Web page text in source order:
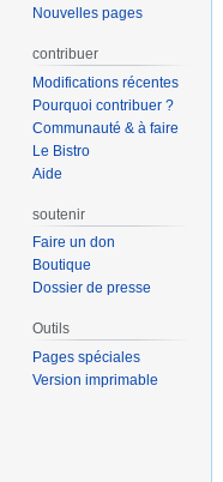
Nouvelles pages
contribuer
Modifications récentes
Pourquoi contribuer ?
Communauté & à faire
Le Bistro
Aide
soutenir
Faire un don
Boutique
Dossier de presse
Outils
Pages spéciales
Version imprimable